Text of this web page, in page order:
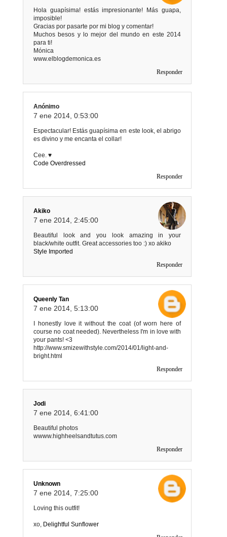
Hola guapísima! estás impresionante! Más guapa,
imposible!
Gracias por pasarte por mi blog y comentar!
Muchos besos y lo mejor del mundo en este 2014
para ti!
Mónica
www.elblogdemonica.es
Responder
Anónimo
7 ene 2014, 0:53:00
Espectacular! Estás guapísima en este look, el abrigo
es divino y me encanta el collar!
Cee. ♥
Code Overdressed
Responder
Akiko
7 ene 2014, 2:45:00
Beautiful look and you look amazing in your
black/white outfit. Great accessories too :) xo akiko
Style Imported
Responder
Queenly Tan
7 ene 2014, 5:13:00
I honestly love it without the coat (of worn here of
course no coat needed). Nevertheless I'm in love with
your pants! <3
http://www.smizewithstyle.com/2014/01/light-and-
bright.html
Responder
Jodi
7 ene 2014, 6:41:00
Beautiful photos
wwww.highheelsandtutus.com
Responder
Unknown
7 ene 2014, 7:25:00
Loving this outfit!
xo, Delightful Sunflower